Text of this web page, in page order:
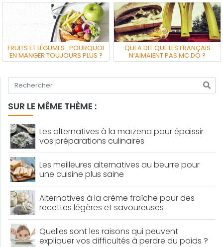
FRUITS ET LÉGUMES : POURQUOI
EN MANGER TOUJOURS PLUS ?
QUI A DIT QUE LES FRANÇAIS
N’AIMAIENT PAS MC DO ?
Tapez votre recherche
SUR LE MÊME THÈME :
Les alternatives à la maïzena pour épaissir
vos préparations culinaires
Les meilleures alternatives au beurre pour
une cuisine plus saine
Alternatives à la crème fraîche pour des
recettes légères et savoureuses
Quelles sont les raisons qui peuvent
expliquer vos difficultés à perdre du poids ?